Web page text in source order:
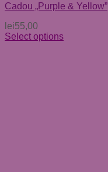
Cadou „Purple & Yellow”
lei55,00
Select options